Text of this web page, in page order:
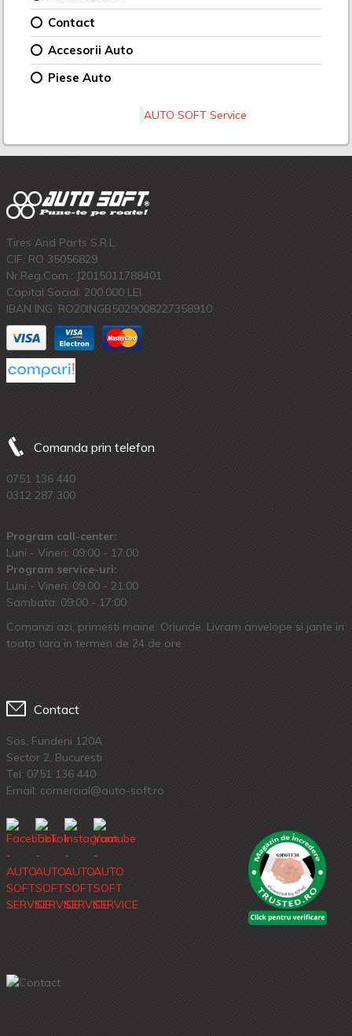
Contact
Accesorii Auto
Piese Auto
AUTO SOFT Service
Tires And Parts S.R.L.
CIF: RO 35056829
Nr.Reg.Com.: J2015011788401
Capital Social: 200.000 LEI
IBAN ING: RO20INGB5029008227358910
Comanda prin telefon
0751 136 440
0312 287 300
Program call-center:
Luni - Vineri: 09:00 - 17:00
Program service-uri:
Luni - Vineri: 09.00 - 21:00
Sambata: 09:00 - 17:00
Comanzi azi, primesti maine. Oriunde. Livram anvelope si jante in
toata tara in termen de 24 de ore.
Contact
Sos. Fundeni 120A
Sector 2, Bucuresti
Tel: 0751 136 440
Email: comercial@auto-soft.ro